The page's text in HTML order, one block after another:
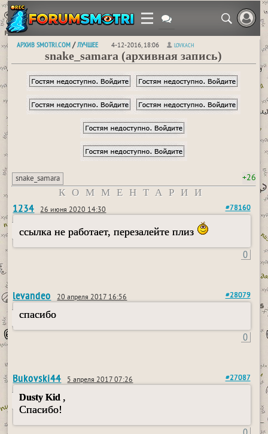
АРХИВ SMOTRI.COM /ЛУЧШЕЕ 4-12-2016, 18:06 LOVKACH
snake_samara (архивная запись)
snake_samara +26
КОММЕНТАРИИ
1234 26 июня 2020 14:30 #78160
ссылка не работает, перезалейте плиз
0
levandeo 20 апреля 2017 16:56 #28079
спасибо
0
Bukovski44 5 апреля 2017 07:26 #27087
Dusty Kid ,
Спасибо!